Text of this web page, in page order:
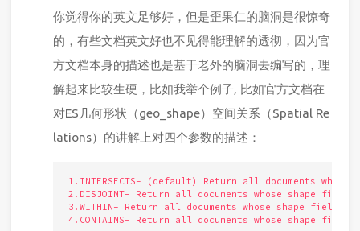
你觉得你的英文足够好，但是歪果仁的脑洞是很惊奇
的，有些文档英文好也不见得能理解的透彻，因为官
方文档本身的描述也是基于老外的脑洞去编写的，理
解起来比较生硬，比如我举个例子, 比如官方文档在
对ES几何形状（geo_shape）空间关系（Spatial Re
lations）的讲解上对四个参数的描述：
1.INTERSECTS- (default) Return all documents
2.DISJOINT- Return all documents whose shape
3.WITHIN- Return all documents whose shape field